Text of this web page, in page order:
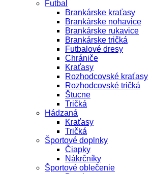
Futbal
Brankárske kraťasy
Brankárske nohavice
Brankárske rukavice
Brankárske tričká
Futbalové dresy
Chrániče
Kraťasy
Rozhodcovské kraťasy
Rozhodcovské tričká
Štucne
Tričká
Hádzaná
Kraťasy
Tričká
Športové doplnky
Čiapky
Nákrčníky
Športové oblečenie